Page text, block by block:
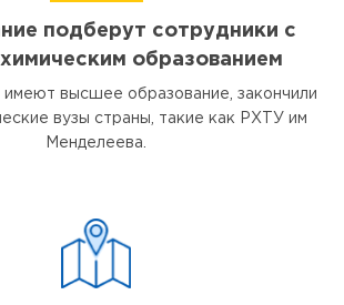
подберут сотрудники с
образованием
имеют высшее образование, закончили
вузы страны, такие как РХТУ им
Менделеева.